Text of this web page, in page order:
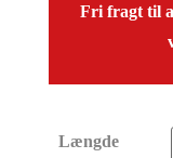
Fri fragt til
Længde